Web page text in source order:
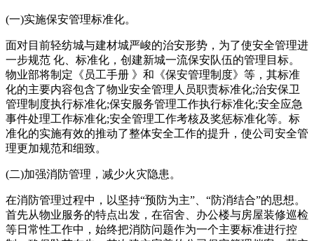
(一)实施保安管理标准化。
面对目前轻纺城与建材城严峻的治安形势，为了使安全管理进
一步规范 化、标准化，创建新城一流保安队伍的管理目标。
物业部将制定《员工手册 》和《保安管理制度》等，其标准
化的主要内容包含了物业安全管理人员职责标准化;治安保卫
管理制度执行标准化;保安服务管理工作执行标准化;安全应急
事件处理工作标准化;安全管理工作考核及奖惩标准化等。标
准化的实施有效的推动了整体安全工作的提升，使公司安全管
理更加规范和细致。
(二)加强消防管理，减少火灾隐患。
在消防管理过程中，以坚持“预防为主”、“防消结合”的思想。
首先从物业服务的特点出发，在宿舍、办公楼与房屋装修巡检
等日常性工作中，始终把消防问题作为一个主要标准进行控